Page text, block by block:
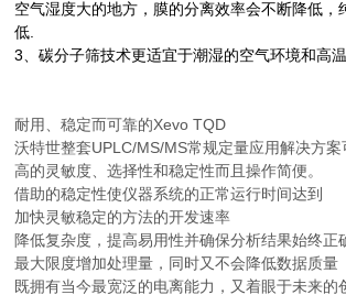
空气湿度大的地方，膜的分离效率会不断降低，
低.
3、碳分子筛技术更适宜于潮湿的空气环境和高温
耐用、稳定而可靠的Xevo TQD
沃特世整套UPLC/MS/MS常规定量应用解决方
高的灵敏度、选择性和稳定性而且操作简便。
借助的稳定性使仪器系统的正常运行时间达到
加快灵敏稳定的方法的开发速率
降低复杂度，提高易用性并确保分析结果始终正
最大限度增加处理量，同时又不会降低数据质量
既拥有当今最宽泛的电离能力，又着眼于未来的